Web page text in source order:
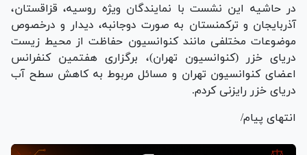
در حاشیه این نشست با نمایندگان ویژه روسیه، قزاقستان،
آذربایجان و ترکمنستان به صورت دوجانبه، دیدار و درخصوص
موضوعات مختلفی مانند کنوانسیون حفاظت از محیط زیست
دریای خزر (کنوانسیون تهران)، برگزاری هفتمین کنفرانس
اعضای کنوانسیون تهران و مسائل مربوط به کاهش سطح آب
دریای خزر رایزنی کردم.
انتهای پیام/